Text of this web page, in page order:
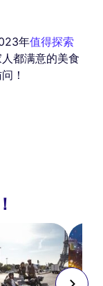
年值得探索
都满意的美食
！